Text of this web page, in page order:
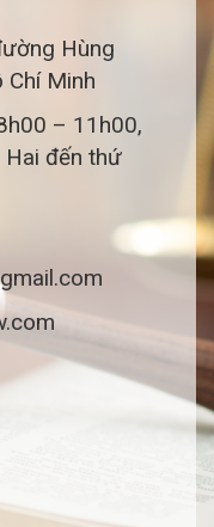
Hùng
Chí Minh
– 11h00,
đến thứ